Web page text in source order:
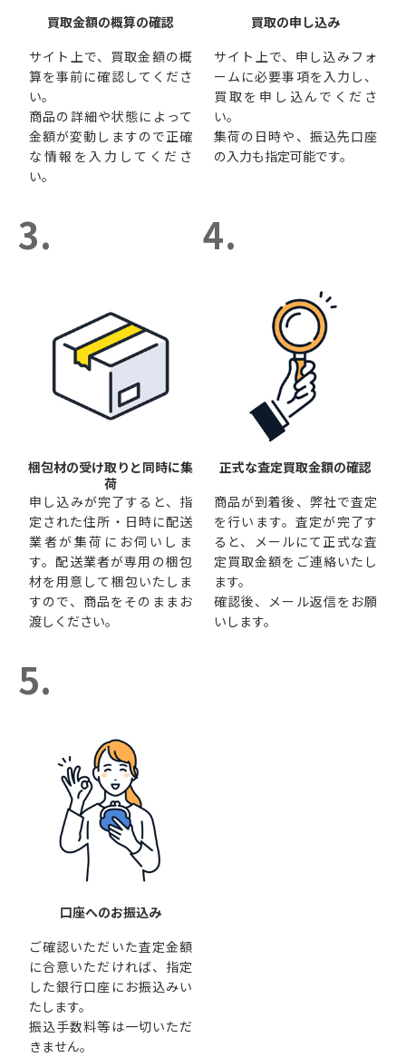
買取金額の概算の確認
サイト上で、買取金額の概
算を事前に確認してくださ
い。
商品の詳細や状態によって
金額が変動しますので正確
な情報を入力してくださ
い。
買取の申し込み
サイト上で、申し込みフォ
ームに必要事項を入力し、
買取を申し込んでくださ
い。
集荷の日時や、振込先口座
の入力も指定可能です。
3.
梱包材の受け取りと同時に集
荷
申し込みが完了すると、指
定された住所・日時に配送
業者が集荷にお伺いしま
す。配送業者が専用の梱包
材を用意して梱包いたしま
すので、商品をそのままお
渡しください。
4.
正式な査定買取金額の確認
商品が到着後、弊社で査定
を行います。査定が完了す
ると、メールにて正式な査
定買取金額をご連絡いたし
ます。
確認後、メール返信をお願
いします。
5.
口座へのお振込み
ご確認いただいた査定金額
に合意いただければ、指定
した銀行口座にお振込みい
たします。
振込手数料等は一切いただ
きません。